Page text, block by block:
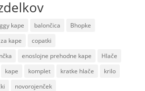
kape balončica
Bhopke
kape
copatki
enoslojne prehodne kape
Hlače
kape komplet kratke hlače
krilo
novorojenček